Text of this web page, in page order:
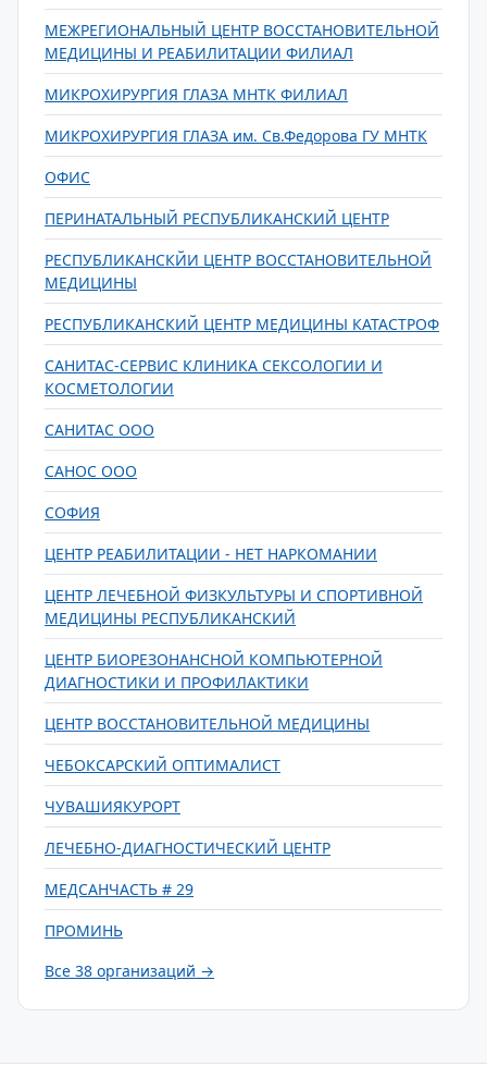
МЕЖРЕГИОНАЛЬНЫЙ ЦЕНТР ВОССТАНОВИТЕЛЬНОЙ
МЕДИЦИНЫ И РЕАБИЛИТАЦИИ ФИЛИАЛ
МИКРОХИРУРГИЯ ГЛАЗА МНТК ФИЛИАЛ
МИКРОХИРУРГИЯ ГЛАЗА им. Св.Федорова ГУ МНТК
ОФИС
ПЕРИНАТАЛЬНЫЙ РЕСПУБЛИКАНСКИЙ ЦЕНТР
РЕСПУБЛИКАНСКЙИ ЦЕНТР ВОССТАНОВИТЕЛЬНОЙ
МЕДИЦИНЫ
РЕСПУБЛИКАНСКИЙ ЦЕНТР МЕДИЦИНЫ КАТАСТРОФ
САНИТАС-СЕРВИС КЛИНИКА СЕКСОЛОГИИ И
КОСМЕТОЛОГИИ
САНИТАС ООО
САНОС ООО
СОФИЯ
ЦЕНТР РЕАБИЛИТАЦИИ - НЕТ НАРКОМАНИИ
ЦЕНТР ЛЕЧЕБНОЙ ФИЗКУЛЬТУРЫ И СПОРТИВНОЙ
МЕДИЦИНЫ РЕСПУБЛИКАНСКИЙ
ЦЕНТР БИОРЕЗОНАНСНОЙ КОМПЬЮТЕРНОЙ
ДИАГНОСТИКИ И ПРОФИЛАКТИКИ
ЦЕНТР ВОССТАНОВИТЕЛЬНОЙ МЕДИЦИНЫ
ЧЕБОКСАРСКИЙ ОПТИМАЛИСТ
ЧУВАШИЯКУРОРТ
ЛЕЧЕБНО-ДИАГНОСТИЧЕСКИЙ ЦЕНТР
МЕДСАНЧАСТЬ # 29
ПРОМИНЬ
Все 38 организаций →